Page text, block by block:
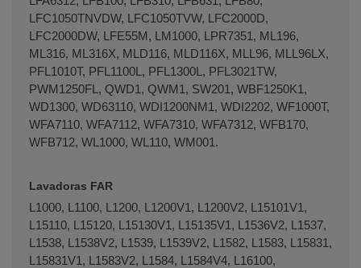
LFC1050TNVDW, LFC1050TVW, LFC2000D,
LFC2000DW, LFE55M, LM1000, LPR7351, ML196,
ML316, ML316X, MLD116, MLD116X, MLL96, MLL96LX,
PFL1010T, PFL1100L, PFL1300L, PFL3021TW,
PWM1250FL, QWD1, QWM1, SW201, WBF1250K1,
WD1300, WD63110, WDI1200NM1, WDI2202, WF1000T,
WFA7110, WFA7112, WFA7310, WFA7312, WFB170,
WFB712, WL1000, WL110, WM001.
Lavadoras FAR
L1000, L1100, L1200, L1200V1, L1200V2, L15101V1,
L15110, L15120, L15130V1, L15135V1, L1536V2, L1537,
L1538, L1538V2, L1539, L1539V2, L1582, L1583, L15831,
L15831V1, L1583V2, L1584, L1584V4, L16100,